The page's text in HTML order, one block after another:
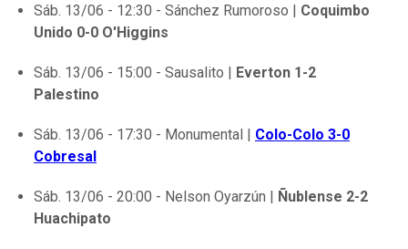
Sáb. 13/06 - 12:30 - Sánchez Rumoroso | Coquimbo
Unido 0-0 O'Higgins
Sáb. 13/06 - 15:00 - Sausalito | Everton 1-2
Palestino
Sáb. 13/06 - 17:30 - Monumental | Colo-Colo 3-0
Cobresal
Sáb. 13/06 - 20:00 - Nelson Oyarzún | Ñublense 2-2
Huachipato